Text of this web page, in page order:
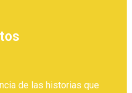
de las historias que